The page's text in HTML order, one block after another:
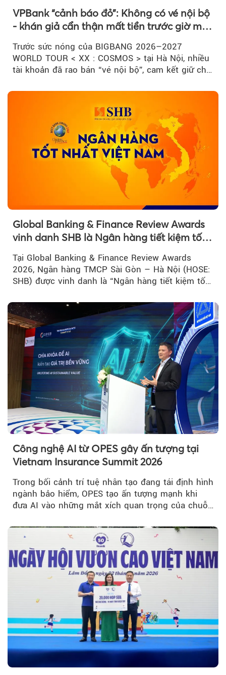
Theo
VPBank “cảnh báo đỏ”: Không có vé nội bộ
- khán giả cẩn thận mất tiền trước giờ mở
Trước sức nóng của BIGBANG 2026–2027
WORLD TOUR < XX : COSMOS > tại Hà Nội, nhiều
tài khoản đã rao bán “vé nội bộ”, cam kết giữ chỗ
Global Banking & Finance Review Awards
vinh danh SHB là Ngân hàng tiết kiệm tốt
Tại Global Banking & Finance Review Awards
2026, Ngân hàng TMCP Sài Gòn – Hà Nội (HOSE:
SHB) được vinh danh là “Ngân hàng tiết kiệm tốt
Công nghệ AI từ OPES gây ấn tượng tại
Vietnam Insurance Summit 2026
Trong bối cảnh trí tuệ nhân tạo đang tái định hình
ngành bảo hiểm, OPES tạo ấn tượng mạnh khi
đưa AI vào những mắt xích quan trọng của chuỗi